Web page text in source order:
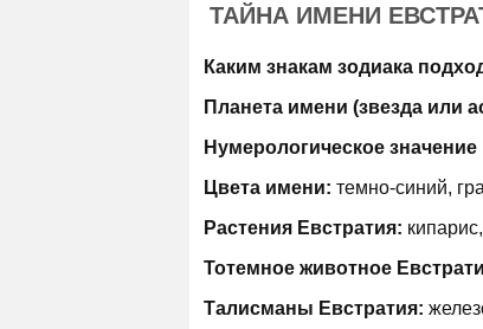
ТАЙНА ИМЕНИ
Каким знакам зодиака
Планета имени (звезда или
Нумерологическое
Цвета имени: темно-синий,
Растения Евстратия:
Тотемное животное
Талисманы Евстратия: